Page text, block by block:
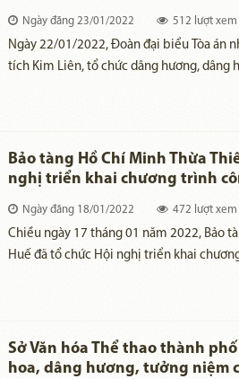
Ngày đăng23/01/2022 512 lượt xem
Ngày 22/01/2022, Đoàn đại biểu Tòa án
tích Kim Liên, tổ chức dâng hương, dâng
Chí Minh - Anh hùng giải phóng dân tộc,
Bảo tàng Hồ Chí Minh Thừa
nghị triển khai chương trình
Ngày đăng18/01/2022 472 lượt xem
​Chiều ngày 17 tháng 01 năm 2022, Bảo
Huế đã tổ chức Hội nghị triển khai
Hội nghị viên chức, người lao động. Hội
triển khai chương trình công tác năm
chủ của CBVC, nâng cao trách nhiệm của
quan; góp phần xây dựng đội ngũ CBVC
Sở Văn hóa Thể thao thành
hoa, dâng hương, tưởng niệm